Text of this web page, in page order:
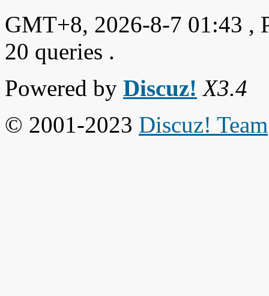
GMT+8, 2026-8-7 01:43 ,
20 queries .
Powered by Discuz! X3.4
© 2001-2023 Discuz! Team